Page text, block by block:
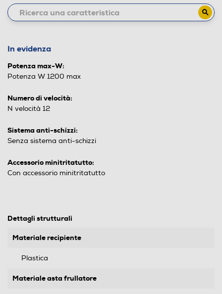
In evidenza
Potenza max-W:
Potenza W 1200 max
Numero di velocità:
N velocità 12
Sistema anti-schizzi:
Senza sistema anti-schizzi
Accessorio minitritatutto:
Con accessorio minitritatutto
Dettagli strutturali
Materiale recipiente
Plastica
Materiale asta frullatore